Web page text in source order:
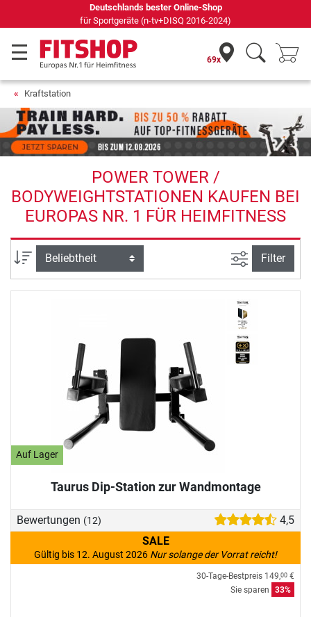
Deutschlands bester Online-Shop
für Sportgeräte (n-tv+DISQ 2016-2024)
69x
Kraftstation
POWER TOWER /
BODYWEIGHTSTATIONEN KAUFEN BEI
EUROPAS NR. 1 FÜR HEIMFITNESS
Sortierung Ansicht
Filter
Auf Lager
Taurus Dip-Station zur Wandmontage
Bewertungen (12)
4,5
SALE
Gültig bis 12. August 2026 Nur solange der Vorrat reicht!
30-Tage-Bestpreis 149,00 €
Sie sparen
33%